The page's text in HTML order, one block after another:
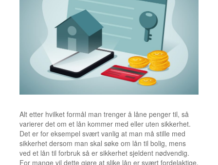
Alt etter hvilket formål man trenger å låne penger til, så
varierer det om et lån kommer med eller uten sikkerhet.
Det er for eksempel svært vanlig at man må stille med
sikkerhet dersom man skal søke om lån til bolig, mens
ved et lån til forbruk så er sikkerhet sjeldent nødvendig.
For mange vil dette gjøre at slike lån er svært fordelaktige,